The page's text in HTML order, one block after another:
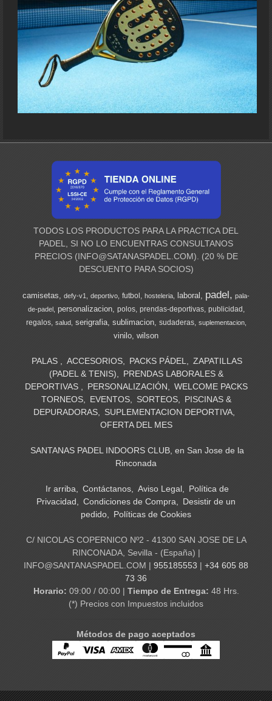
TODOS LOS PRODUCTOS PARA LA PRACTICA DEL
PADEL, SI NO LO ENCUENTRAS CONSULTANOS
PRECIOS (INFO@SATANASPADEL.COM). (20 % DE
DESCUENTO PARA SOCIOS)
camisetas defy-v1 deportivo futbol hosteleria laboral padel
pala-
de-padel
personalizacion polos prendas-deportivas publicidad
regalos
salud serigrafia sublimacion sudaderas suplementacion
vinilo wilson
PALAS ACCESORIOS PACKS PÁDEL
ZAPATILLAS
(PADEL & TENIS)
PRENDAS LABORALES &
DEPORTIVAS
PERSONALIZACIÓN
WELCOME PACKS
TORNEOS
EVENTOS SORTEOS
PISCINAS &
DEPURADORAS
SUPLEMENTACION DEPORTIVA
OFERTA DEL MES
SANTANAS PADEL INDOORS CLUB, en San Jose de la
Rinconada
Ir arriba Contáctanos Aviso Legal
Política de
Privacidad
Condiciones de Compra
Desistir de un
pedido
Políticas de Cookies
C/ NICOLAS COPERNICO Nº2 - 41300 SAN JOSE DE LA
RINCONADA, Sevilla - (España) |
INFO@SANTANASPADEL.COM | 955185553 | +34 605 88
73 36
Horario: 09:00 / 00:00 | Tiempo de Entrega: 48 Hrs.
(*) Precios con Impuestos incluidos
Métodos de pago aceptados